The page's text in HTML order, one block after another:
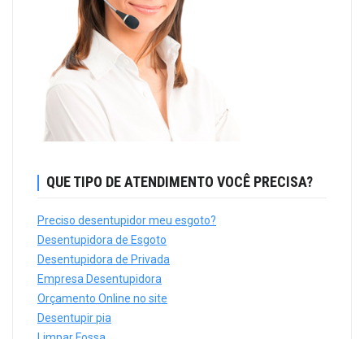
QUE TIPO DE ATENDIMENTO VOCÊ PRECISA?
Preciso desentupidor meu esgoto?
Desentupidora de Esgoto
Desentupidora de Privada
Empresa Desentupidora
Orçamento Online no site
Desentupir pia